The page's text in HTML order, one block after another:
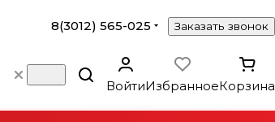
8(3012) 565-025 Заказать звонок
ВойтиИзбранноеКорзина